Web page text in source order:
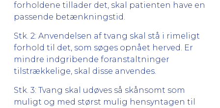
forholdene tillader det, skal patienten have en
passende betænkningstid.
Stk. 2: Anvendelsen af tvang skal stå i rimeligt
forhold til det, som søges opnået herved. Er
mindre indgribende foranstaltninger
tilstrækkelige, skal disse anvendes.
Stk. 3: Tvang skal udøves så skånsomt som
muligt og med størst mulig hensyntagen til